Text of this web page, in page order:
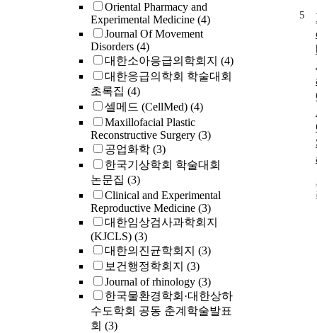
Oriental Pharmacy and
Experimental Medicine (4)
Journal Of Movement
Disorders (4)
대한소아응급의학회지 (4)
대한응급의학회 학술대회
초록집 (4)
셀메드 (CellMed) (4)
Maxillofacial Plastic
Reconstructive Surgery (3)
공업화학 (3)
한국기상학회 학술대회
논문집 (3)
Clinical and Experimental
Reproductive Medicine (3)
대한임상검사과학회지
(KJCLS) (3)
대한의진균학회지 (3)
보건행정학회지 (3)
Journal of rhinology (3)
한국물환경학회·대한상하
수도학회 공동 춘계학술발표
회 (3)
5